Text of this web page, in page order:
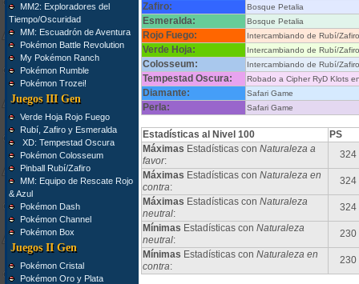
MM2: Exploradores del
Tiempo/Oscuridad
MM: Escuadrón de Aventura
Pokémon Battle Revolution
My Pokémon Ranch
Pokémon Rumble
Pokémon Trozei!
Juegos III Gen
Verde Hoja Rojo Fuego
Rubí, Zafiro y Esmeralda
XD: Tempestad Oscura
Pokémon Colosseum
Pinball Rubí/Zafiro
MM: Equipo de Rescate Rojo
& Azul
Pokémon Dash
Pokémon Channel
Pokémon Box
Juegos II Gen
Pokémon Cristal
Pokémon Oro y Plata
Zafiro: Bosque Petalia
Esmeralda: Bosque Petalia
Rojo Fuego: Intercambiando de Rubí/
Verde Hoja: Intercambiando de Rubí/
Colosseum: Intercambiando de Rubí/
Tempestad Oscura: Robado a Cipher RyD Klots
Diamante: Safari Game
Perla: Safari Game
Estadísticas al Nivel 100
PS
Máximas Estadísticas con Naturaleza a
favor:
324
Máximas Estadísticas con Naturaleza en
contra:
324
Máximas Estadísticas con Naturaleza
neutral:
324
Mínimas Estadísticas con Naturaleza
neutral:
230
Mínimas Estadísticas con Naturaleza en
contra:
230